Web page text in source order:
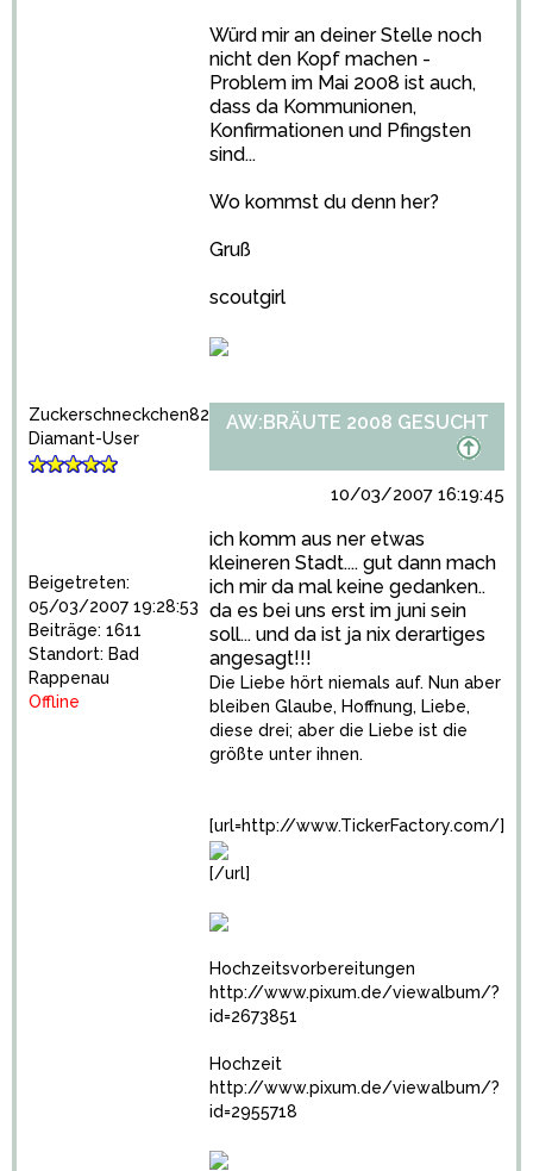
Würd mir an deiner Stelle noch
nicht den Kopf machen -
Problem im Mai 2008 ist auch,
dass da Kommunionen,
Konfirmationen und Pfingsten
sind...
Wo kommst du denn her?
Gruß
scoutgirl
Zuckerschneckchen82
Diamant-User
Beigetreten:
05/03/2007 19:28:53
Beiträge: 1611
Standort: Bad
Rappenau
Offline
AW:BRÄUTE 2008 GESUCHT
10/03/2007 16:19:45
ich komm aus ner etwas
kleineren Stadt.... gut dann mach
ich mir da mal keine gedanken..
da es bei uns erst im juni sein
soll... und da ist ja nix derartiges
angesagt!!!
Die Liebe hört niemals auf. Nun aber
bleiben Glaube, Hoffnung, Liebe,
diese drei; aber die Liebe ist die
größte unter ihnen.
[url=http://www.TickerFactory.com/]
[/url]
Hochzeitsvorbereitungen
http://www.pixum.de/viewalbum/?
id=2673851
Hochzeit
http://www.pixum.de/viewalbum/?
id=2955718